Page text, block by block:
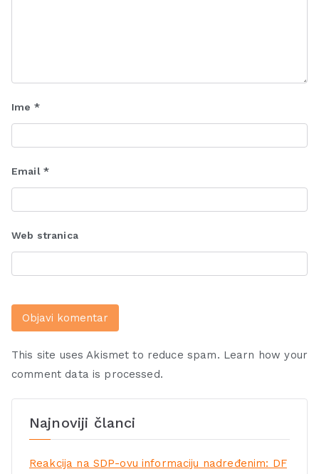
Ime *
Email *
Web stranica
This site uses Akismet to reduce spam. Learn how your
comment data is processed.
Najnoviji članci
Reakcija na SDP-ovu informaciju nadređenim: DF